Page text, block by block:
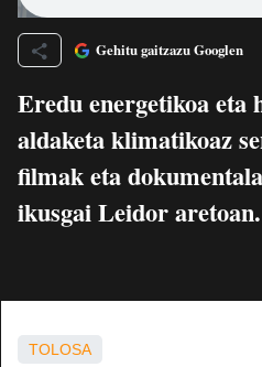
Gehitu gaitzazu Googlen
Eredu energetikoa eta
aldaketa klimatikoaz
filmak eta
ikusgai Leidor aretoan.
TOLOSA